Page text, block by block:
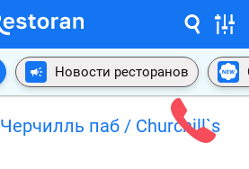
Новости ресторанов
Черчилль паб / Churchill`s